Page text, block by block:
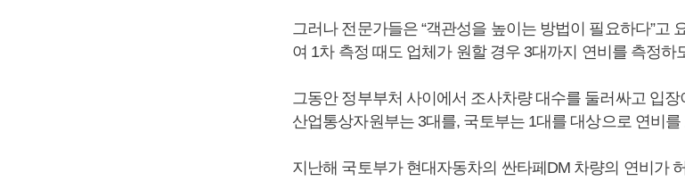
그러나 전문가들은 “객관성을 높이는 방법이 필요하다”고
여 1차 측정 때도 업체가 원할 경우 3대까지 연비를 측정하
그동안 정부부처 사이에서 조사차량 대수를 둘러싸고 입
산업통상자원부는 3대를, 국토부는 1대를 대상으로 연비를
지난해 국토부가 현대자동차의 싼타페DM 차량의 연비가